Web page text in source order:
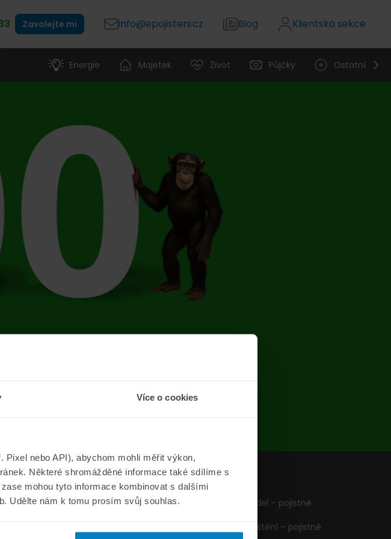
Více o cookies
nebo API), abychom mohli měřit výkon,
Některé shromážděné informace také sdílíme s
mohou tyto informace kombinovat s dalšími
Udělte nám k tomu prosím svůj souhlas.
Zavolejte mi info@epojisteni.cz Blog Klientská sekce
Energie Majetek Život Půjčky Ostatní
chyba
ePojisteni.cz
O nás
Formuláře
Pojištění vozidel – pojistné
Cestovní pojištění – pojistné